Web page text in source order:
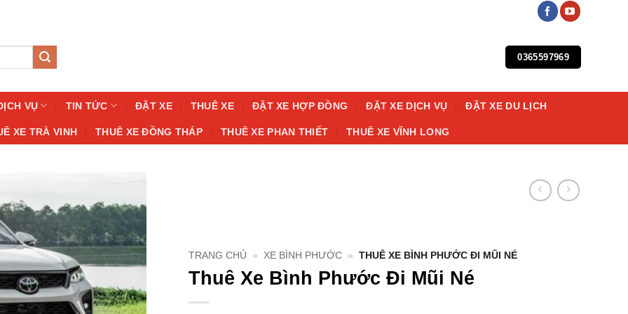
0365597969
VỤ TIN TỨC ĐẶT XE THUÊ XE ĐẶT XE HỢP ĐỒNG ĐẶT XE DỊCH VỤ ĐẶT XE DU LỊCH
XE TRÀ VINH THUÊ XE ĐỒNG THÁP THUÊ XE PHAN THIẾT THUÊ XE VĨNH LONG
TRANG CHỦ » XE BÌNH PHƯỚC » THUÊ XE BÌNH PHƯỚC ĐI MŨI NÉ
Thuê Xe Bình Phước Đi Mũi Né